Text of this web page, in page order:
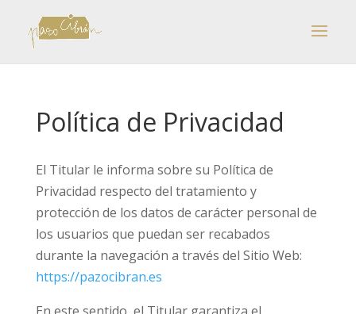
Política de Privacidad
El Titular le informa sobre su Política de
Privacidad respecto del tratamiento y
protección de los datos de carácter personal de
los usuarios que puedan ser recabados
durante la navegación a través del Sitio Web:
https://pazocibran.es